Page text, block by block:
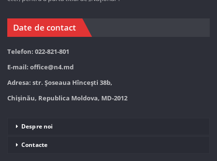
Date de contact
Telefon: 022-821-801
E-mail: office@n4.md
Adresa: str. Șoseaua Hînceşti 38b,
Chișinău, Republica Moldova, MD-2012
Despre noi
Contacte